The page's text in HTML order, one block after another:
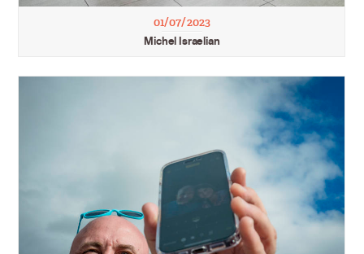
01/07/2023
Michel Israelian